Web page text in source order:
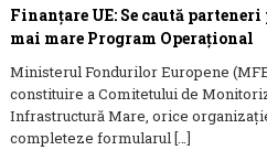
Finanţare UE: Se caută
mai mare Program Operaţional
Ministerul Fondurilor Europene
constituire a Comitetului de
Infrastructură Mare, orice
completeze formularul […]